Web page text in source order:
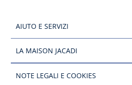
AIUTO E SERVIZI
LA MAISON JACADI
NOTE LEGALI E COOKIES